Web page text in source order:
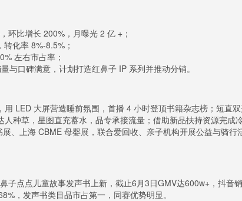
环比增长 200%，月曝光 2 亿 +；
化率 8%-8.5%；
左右市占率；
与口碑满意，计划打造红鼻子 IP 系列并推动分销。
用 LED 大屏营造睡前氛围，首播 4 小时登顶书籍杂志榜；短直
种草，星图直充蓄水，品专承接流量；借助新品扶持资源完成冷
、上海 CBME 母婴展，联合爱回收、亲子机构开展公益与骑行
子点点儿童故事发声书上新，截止6月3日GMV达600w+，抖音
，发声书类目品市占第一，同赛优势明显。